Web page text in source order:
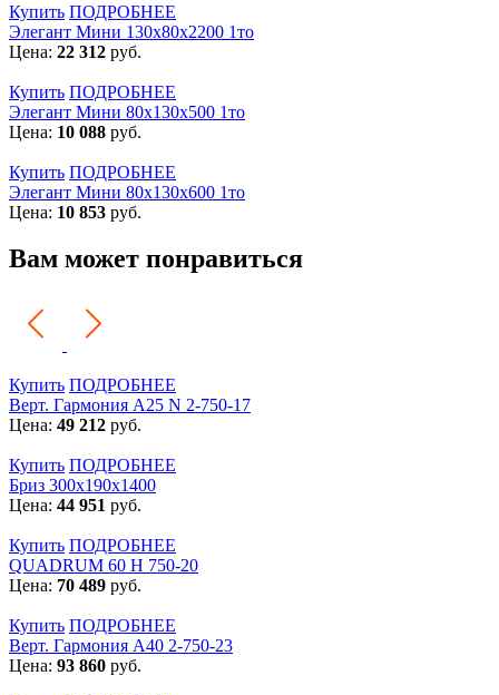
Купить ПОДРОБНЕЕ
Элегант Мини 130x80x2200 1то
Цена: 22 312 руб.
Купить ПОДРОБНЕЕ
Элегант Мини 80x130x500 1то
Цена: 10 088 руб.
Купить ПОДРОБНЕЕ
Элегант Мини 80x130x600 1то
Цена: 10 853 руб.
Вам может понравиться
Купить ПОДРОБНЕЕ
Верт. Гармония А25 N 2-750-17
Цена: 49 212 руб.
Купить ПОДРОБНЕЕ
Бриз 300х190х1400
Цена: 44 951 руб.
Купить ПОДРОБНЕЕ
QUADRUM 60 H 750-20
Цена: 70 489 руб.
Купить ПОДРОБНЕЕ
Верт. Гармония А40 2-750-23
Цена: 93 860 руб.